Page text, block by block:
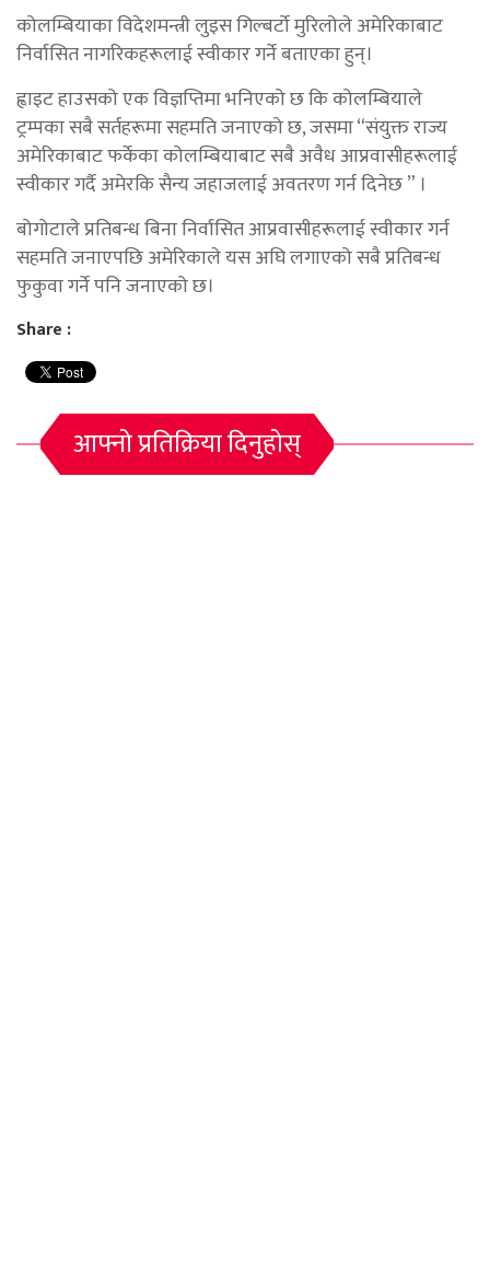
कोलम्बियाका विदेशमन्त्री लुइस गिल्बर्टो मुरिलोले अमेरिकाबाट
निर्वासित नागरिकहरूलाई स्वीकार गर्ने बताएका हुन्।
ह्वाइट हाउसको एक विज्ञप्तिमा भनिएको छ कि कोलम्बियाले
ट्रम्पका सबै सर्तहरूमा सहमति जनाएको छ, जसमा “संयुक्त राज्य
अमेरिकाबाट फर्केका कोलम्बियाबाट सबै अवैध आप्रवासीहरूलाई
स्वीकार गर्दै अमेरकि सैन्य जहाजलाई अवतरण गर्न दिनेछ ” ।
बोगोटाले प्रतिबन्ध बिना निर्वासित आप्रवासीहरूलाई स्वीकार गर्न
सहमति जनाएपछि अमेरिकाले यस अघि लगाएको सबै प्रतिबन्ध
फुकुवा गर्ने पनि जनाएको छ।
Share :
आफ्नो प्रतिक्रिया दिनुहोस्